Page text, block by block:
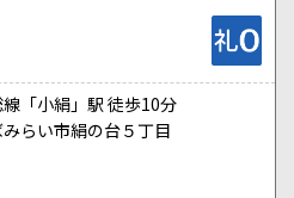
「小絹」駅 徒歩10分
らい市絹の台５丁目